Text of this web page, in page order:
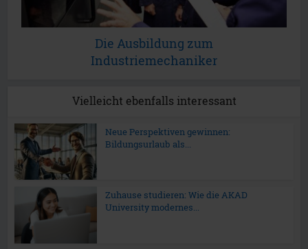
Die Ausbildung zum
Industriemechaniker
Vielleicht ebenfalls interessant
Neue Perspektiven gewinnen:
Bildungsurlaub als...
Zuhause studieren: Wie die AKAD
University modernes...